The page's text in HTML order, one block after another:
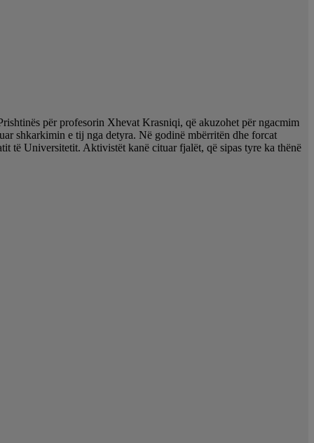
për profesorin Xhevat Krasniqi, që akuzohet për ngacmim
shkarkimin e tij nga detyra. Në godinë mbërritën dhe forcat
të Universitetit. Aktivistët kanë cituar fjalët, që sipas tyre ka thënë